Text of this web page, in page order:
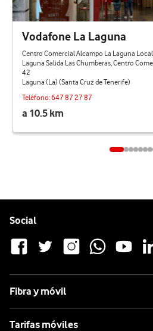
Vodafone La Laguna
Centro Comercial Alcampo La Laguna
Laguna Salida Las Chumberas, Centro
42
Laguna (La) (Santa Cruz de Tenerife)
Teléfono:647 87 27 87
a 10.5 km
Social
Fibra y móvil
Tarifas móviles